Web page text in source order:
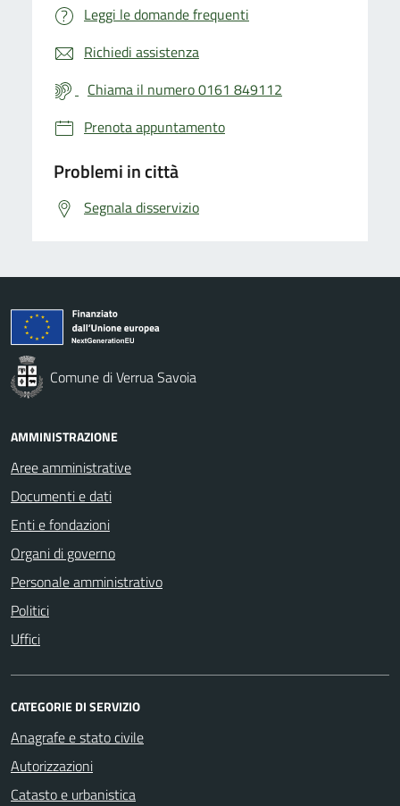
Leggi le domande frequenti
Richiedi assistenza
Chiama il numero 0161 849112
Prenota appuntamento
Problemi in città
Segnala disservizio
Comune di Verrua Savoia
AMMINISTRAZIONE
Aree amministrative
Documenti e dati
Enti e fondazioni
Organi di governo
Personale amministrativo
Politici
Uffici
CATEGORIE DI SERVIZIO
Anagrafe e stato civile
Autorizzazioni
Catasto e urbanistica